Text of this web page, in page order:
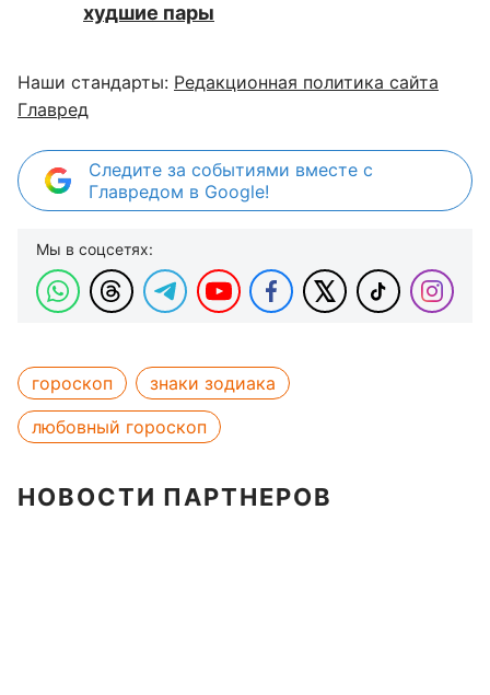
худшие пары
Наши стандарты: Редакционная политика сайта
Главред
Следите за событиями вместе с
Главредом в Google!
Мы в соцсетях:
гороскоп
знаки зодиака
любовный гороскоп
НОВОСТИ ПАРТНЕРОВ